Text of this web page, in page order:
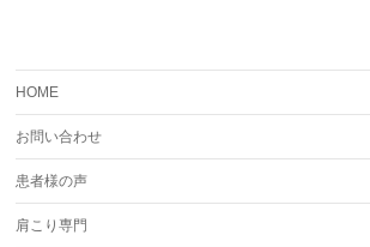
HOME
お問い合わせ
患者様の声
肩こり専門